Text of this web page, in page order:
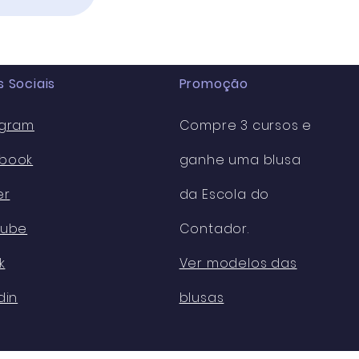
Sociais Promoção
Compre 3 cursos e
ganhe uma blusa
da Escola do
Contador.
Ver modelos das
blusas